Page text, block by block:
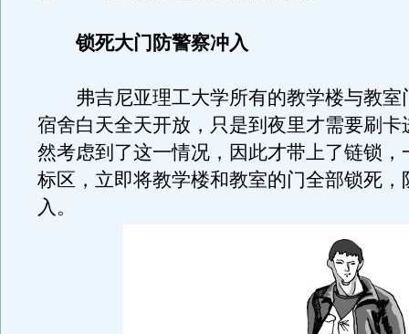
锁死大门防警察冲入
弗吉尼亚理工大学所有的教学楼与教室
宿舍白天全天开放，只是到夜里才需要刷卡
然考虑到了这一情况，因此才带上了链锁，
标区，立即将教学楼和教室的门全部锁死，
入。